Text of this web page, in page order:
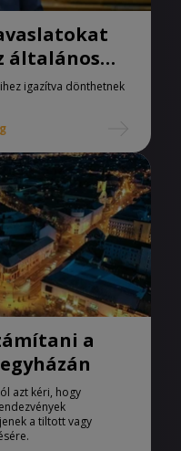
általános
igazítva dönthetnek
a
azt kéri, hogy
a tiltott vagy